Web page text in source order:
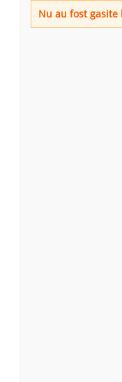
Nu au fost